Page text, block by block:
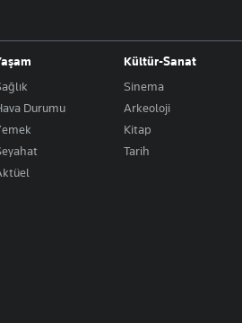
Durumu
Kültür-Sanat
Sinema
Arkeoloji
Kitap
Tarih